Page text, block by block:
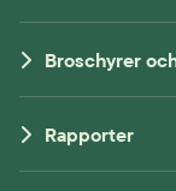
Broschyrer
Rapporter